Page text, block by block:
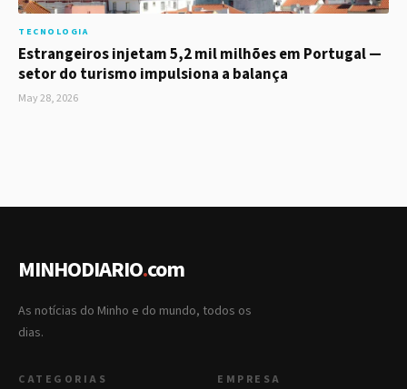
TECNOLOGIA
Estrangeiros injetam 5,2 mil milhões em Portugal —
setor do turismo impulsiona a balança
May 28, 2026
MINHODIARIO.com
As notícias do Minho e do mundo, todos os
dias.
CATEGORIAS EMPRESA